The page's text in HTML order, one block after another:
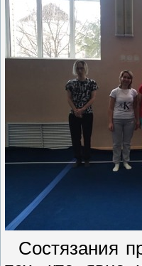
Состязания